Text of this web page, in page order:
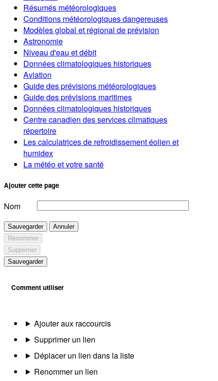
Résumés météorologiques
Conditions météorologiques dangereuses
Modèles global et régional de prévision
Astronomie
Niveau d'eau et débit
Données climatologiques historiques
Aviation
Guide des prévisions météorologiques
Guide des prévisions maritimes
Données climatologiques historiques
Centre canadien des services climatiques
répertoire
Les calculatrices de refroidissement éolien et
humidex
La météo et votre santé
Ajouter cette page
Nom
Sauvegarder
Annuler
Renommer
Supprimer
Sauvegarder
Comment utiliser
Ajouter aux raccourcis
Supprimer un lien
Déplacer un lien dans la liste
Renommer un lien